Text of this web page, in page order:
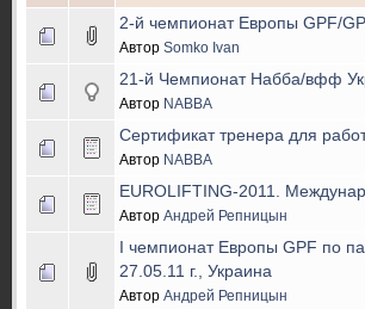
2-й чемпионат Европы GPF/
Автор Somko Ivan
21-й Чемпионат Набба/вфф
Автор NABBA
Cертификат тренера для
Автор NABBA
EUROLIFTING-2011.
Автор Андрей Репницын
I чемпионат Европы GPF по
27.05.11 г., Украина
Автор Андрей Репницын